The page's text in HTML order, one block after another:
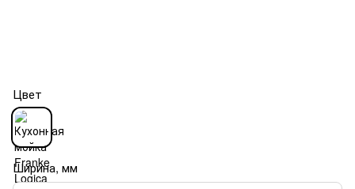
Цвет
Ширина, мм